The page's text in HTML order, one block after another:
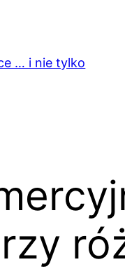
… i nie tylko